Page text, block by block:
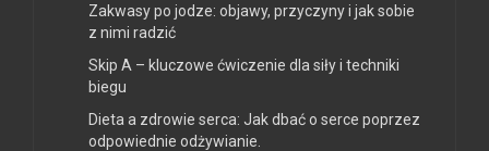
Zakwasy po jodze: objawy, przyczyny i jak sobie
z nimi radzić
Skip A – kluczowe ćwiczenie dla siły i techniki
biegu
Dieta a zdrowie serca: Jak dbać o serce poprzez
odpowiednie odżywianie.